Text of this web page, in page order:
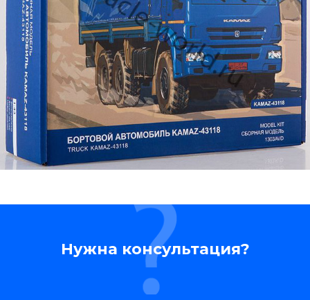
Нужна консультация?